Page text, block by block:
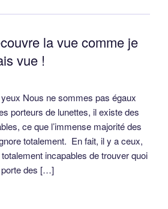
la vue comme je
vue !
Nous ne sommes pas égaux
porteurs de lunettes, il existe des
ce que l’immense majorité des
totalement. En fait, il y a ceux,
incapables de trouver quoi
porte des […]